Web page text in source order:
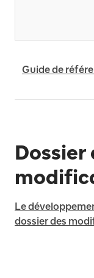
Guide de
Dossier
Le
dossier des